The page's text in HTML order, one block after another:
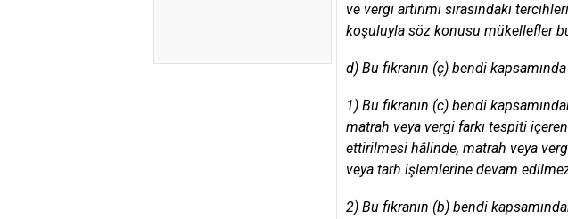
ve vergi artırımı sırasındaki
koşuluyla söz konusu mükellefler
d) Bu fıkranın (ç) bendi
1) Bu fıkranın (c) bendi
matrah veya vergi farkı tespiti
ettirilmesi hâlinde, matrah veya
veya tarh işlemlerine devam
2) Bu fıkranın (b) bendi